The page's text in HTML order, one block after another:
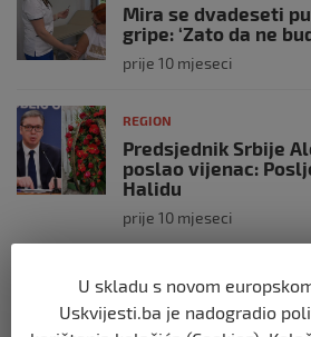
Mira se dvadeseti
gripe: ‘Zato da ne
prije 10 mjeseci
REGION
Predsjednik Srbije
poslao vijenac:
Halidu
prije 10 mjeseci
Koza ogrebala
roditelji zvali hitnu i
U skladu s novom
Uskvijesti.ba je nadogradio